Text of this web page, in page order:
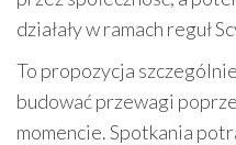
działały w ramach reguł
To propozycja
budować przewagi
momencie. Spotkania